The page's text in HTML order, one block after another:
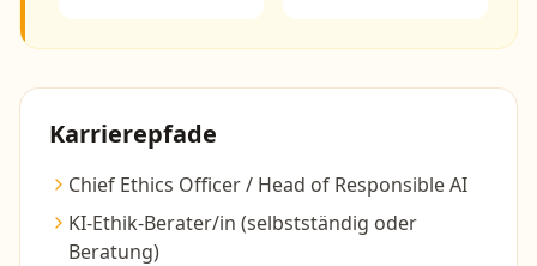
Karrierepfade
Chief Ethics Officer / Head of Responsible AI
KI-Ethik-Berater/in (selbstständig oder
Beratung)